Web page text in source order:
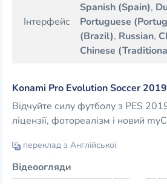
Інтерфейс
Spanish (Spain),
Portuguese
(Brazil), Russian,
Chinese
Konami Pro Evolution Soccer 2019
Відчуйте силу футболу з PES
ліцензії, фотореалізм і новий
переклад з Англійської
Відеоогляди